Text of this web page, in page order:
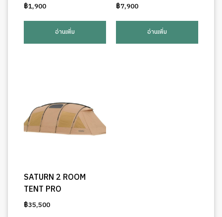
฿1,900
อ่านเพิ่ม
฿7,900
อ่านเพิ่ม
SATURN 2 ROOM
TENT PRO
฿35,500